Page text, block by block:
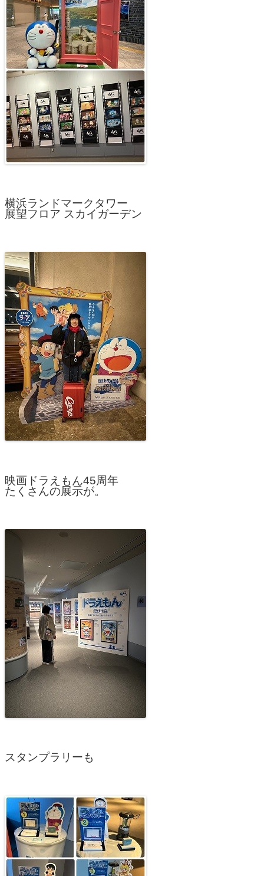
横浜ランドマークタワー
展望フロア スカイガーデン
映画ドラえもん45周年
たくさんの展示が。
スタンプラリーも